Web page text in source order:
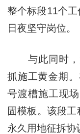
整个标段11个
日夜坚守岗位。
与此同时，
抓施工黄金期
号渡槽施工现
固模板。该段
永久用地征拆